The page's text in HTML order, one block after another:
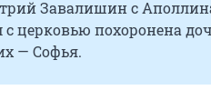
Завалишин с
церковью похоронена
— Софья.